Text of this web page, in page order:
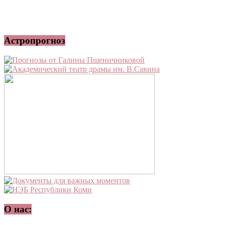
Астропрогноз
О нас: